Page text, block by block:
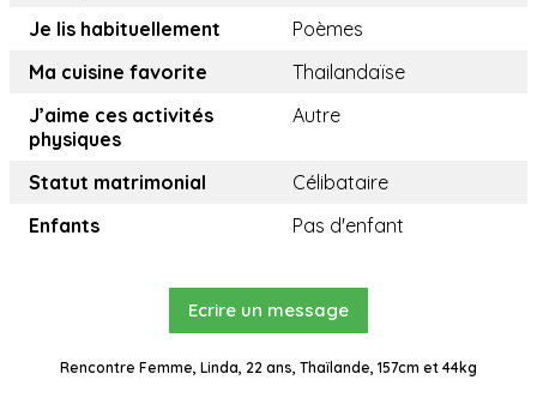
Je lis habituellement
Poèmes
Ma cuisine favorite
Thailandaïse
J’aime ces activités
physiques
Autre
Statut matrimonial
Célibataire
Enfants
Pas d'enfant
Ecrire un message
Rencontre Femme, Linda, 22 ans, Thaïlande, 157cm et 44kg